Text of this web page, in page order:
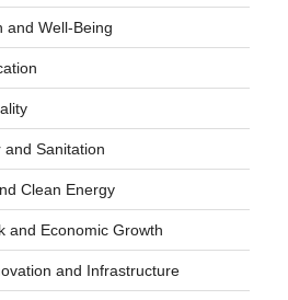
and Well-Being
and Sanitation
Clean Energy
and Economic Growth
and Infrastructure